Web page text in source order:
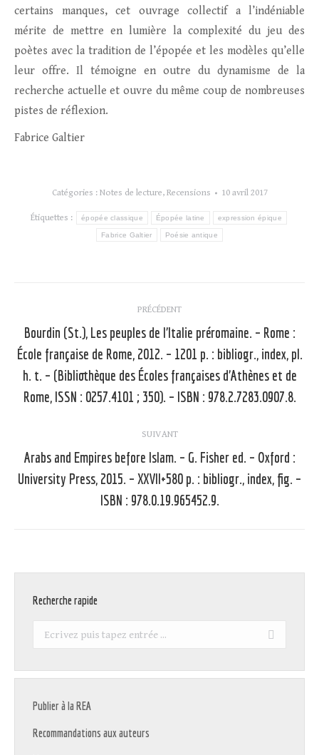
certains manques, cet ouvrage collectif a l’indéniable
mérite de mettre en lumière la complexité du jeu des
poètes avec la tradition de l’épopée et les modèles qu’elle
leur offre. Il témoigne en outre du dynamisme de la
recherche actuelle et ouvre du même coup de nombreuses
pistes de réflexion.
Fabrice Galtier
Catégories : Notes de lecture, Recensions 10 avril 2017
Étiquettes : épopée classique Épopée latine expression épique
Fabrice Galtier Poésie antique
article
PRÉCÉDENT
Article
précédent
:
Bourdin (St.), Les peuples de l’Italie préromaine. – Rome :
École française de Rome, 2012. – 1201 p. : bibliogr., index, pl.
h. t. – (Bibliothèque des Écoles françaises d’Athènes et de
Rome, ISSN : 0257.4101 ; 350). – ISBN : 978.2.7283.0907.8.
SUIVANT
Article
suivant
Arabs and Empires before Islam. – G. Fisher ed. – Oxford :
University Press, 2015. – XXVII+580 p. : bibliogr., index, fig. –
ISBN : 978.0.19.965452.9.
Recherche rapide
Recherche
Publier à la REA
Recommandations aux auteurs